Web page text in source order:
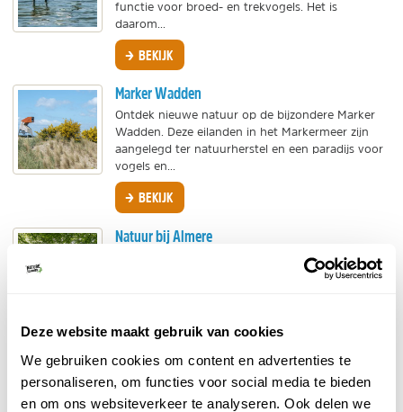
Deze website maakt gebruik van cookies
We gebruiken cookies om content en advertenties te
personaliseren, om functies voor social media te bieden
en om ons websiteverkeer te analyseren. Ook delen we
functie voor broed- en trekvogels. Het is
daarom...
BEKIJK
Marker Wadden
Ontdek nieuwe natuur op de bijzondere Marker
Wadden. Deze eilanden in het Markermeer zijn
aangelegd ter natuurherstel en een paradijs voor
vogels en...
BEKIJK
Natuur bij Almere
Achter de bebouwing van Almere schuilt een
schat aan natuurlijke pracht van uitgestrekte
BEKIJK
Natuurpark Lelystad
Ooit een eland gespot in Nederland? Of oog in